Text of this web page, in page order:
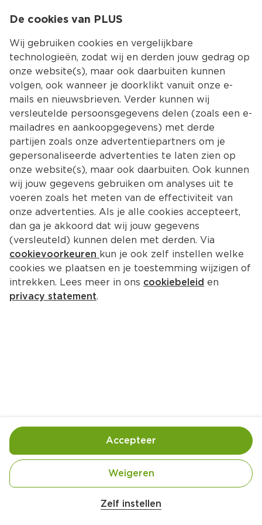
Kies jouw
Terug Producten
Ella's Kitchen Maize sticks
aardbei + appel 7m+
Handige informatie over dit product
Biologisch
De cookies van PLUS
Wij gebruiken cookies en vergelijkbare
technologieën, zodat wij en derden jouw gedrag op
onze website(s), maar ook daarbuiten kunnen
volgen, ook wanneer je doorklikt vanuit onze e-
mails en nieuwsbrieven. Verder kunnen wij
versleutelde persoonsgegevens delen (zoals een e-
mailadres en aankoopgegevens) met derde
partijen zoals onze advertentiepartners om je
gepersonaliseerde advertenties te laten zien op
onze website(s), maar ook daarbuiten. Ook kunnen
wij jouw gegevens gebruiken om analyses uit te
voeren zoals het meten van de effectiviteit van
onze advertenties. Als je alle cookies accepteert,
dan ga je akkoord dat wij jouw gegevens
(versleuteld) kunnen delen met derden. Via
cookievoorkeuren kun je ook zelf instellen welke
cookies we plaatsen en je toestemming wijzigen of
intrekken. Lees meer in ons cookiebeleid en
privacy statement.
Zelf instellen
Weigeren
Accepteer